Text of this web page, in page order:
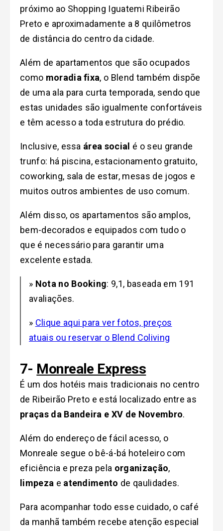
próximo ao Shopping Iguatemi Ribeirão
Preto e aproximadamente a 8 quilômetros
de distância do centro da cidade.
Além de apartamentos que são ocupados
como moradia fixa, o Blend também dispõe
de uma ala para curta temporada, sendo que
estas unidades são igualmente confortáveis
e têm acesso a toda estrutura do prédio.
Inclusive, essa área social é o seu grande
trunfo: há piscina, estacionamento gratuito,
coworking, sala de estar, mesas de jogos e
muitos outros ambientes de uso comum.
Além disso, os apartamentos são amplos,
bem-decorados e equipados com tudo o
que é necessário para garantir uma
excelente estada.
» Nota no Booking: 9,1, baseada em 191
avaliações.
» Clique aqui para ver fotos, preços
atuais ou reservar o Blend Coliving
7- Monreale Express
É um dos hotéis mais tradicionais no centro
de Ribeirão Preto e está localizado entre as
praças da Bandeira e XV de Novembro.
Além do endereço de fácil acesso, o
Monreale segue o bê-á-bá hoteleiro com
eficiência e preza pela organização,
limpeza e atendimento de qaulidades.
Para acompanhar todo esse cuidado, o café
da manhã também recebe atenção especial